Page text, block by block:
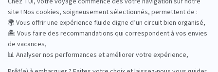
Road Trips
Safari